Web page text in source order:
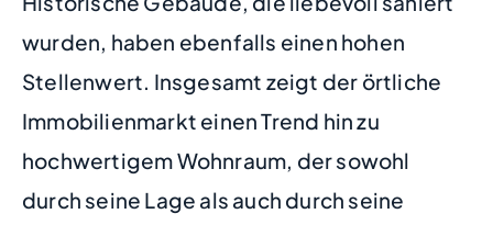
wurden, haben ebenfalls einen hohen
Stellenwert. Insgesamt zeigt der örtliche
Immobilienmarkt einen Trend hin zu
hochwertigem Wohnraum, der sowohl
durch seine Lage als auch durch seine